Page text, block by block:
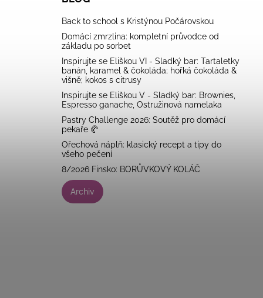
Back to school s Kristýnou Počárovskou
Domácí zmrzlina: kompletní průvodce od
základu po sorbet
Inspirujte se Eliškou VI - Sladký bar: Tartaletky
banán, karamel & čokoláda; hořká čokoláda &
višně; kokos s citrusy
Inspirujte se Eliškou V - Sladký bar: Brownies,
Espresso ganache, Ostružinová namelaka
Pastry Challenge 2026: Soutěž pro domácí
pekaře 🥐
Ořechová náplň: klasický recept a tipy do
všeho pečení
8/2026 Finsko: BORŮVKOVÝ KOLÁČ
Archiv